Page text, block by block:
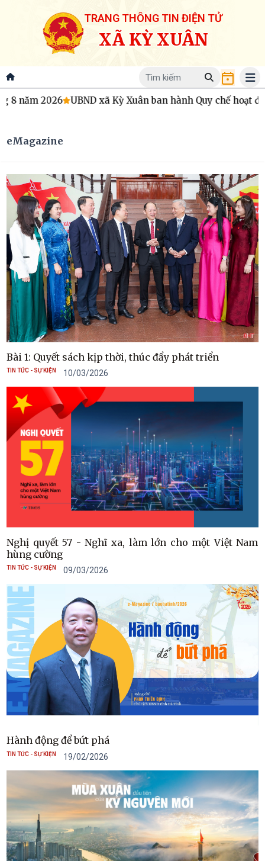
TRANG THÔNG TIN ĐIỆN TỬ
XÃ KỲ XUÂN
2026 UBND xã Kỳ Xuân ban hành Quy chế hoạt
eMagazine
Bài 1: Quyết sách kịp thời, thúc đẩy phát triển
TIN TỨC - SỰ KIỆN 10/03/2026
Nghị quyết 57 - Nghĩ xa, làm lớn cho một Việt Nam
hùng cường
TIN TỨC - SỰ KIỆN 09/03/2026
Hành động để bứt phá
TIN TỨC - SỰ KIỆN 19/02/2026